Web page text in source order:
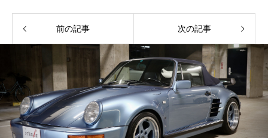
前の記事 次の記事